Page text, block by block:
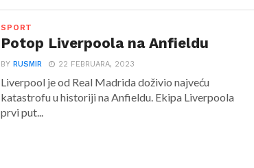
SPORT
Potop Liverpoola na Anfieldu
BYRUSMIR 22 FEBRUARA, 2023
Liverpool je od Real Madrida doživio najveću
katastrofu u historiji na Anfieldu. Ekipa Liverpoola
prvi put...